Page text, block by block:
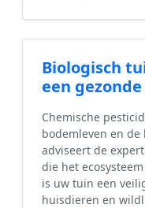
Biologisch
een
Chemische
bodemleven en
adviseert de
die het
is uw tuin een
huisdieren en